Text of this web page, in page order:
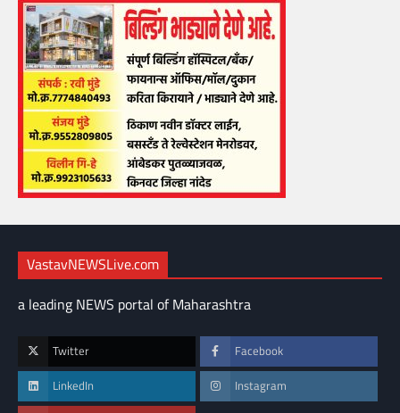
VastavNEWSLive.com
a leading NEWS portal of Maharashtra
Twitter Facebook
LinkedIn Instagram